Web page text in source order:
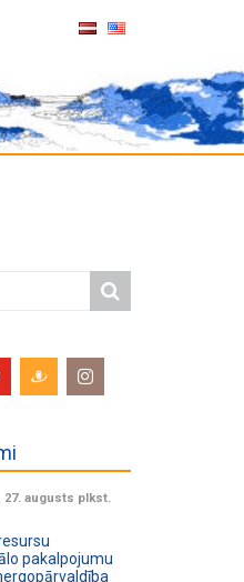
27. augusts plkst.
pakalpojumu